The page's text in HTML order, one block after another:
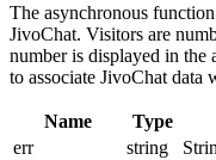
The asynchronous
JivoChat. Visitors are
number is displayed in the
to associate JivoChat data
Name Type
err
string